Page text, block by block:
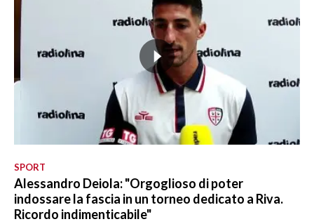
SPORT
Alessandro Deiola: "Orgoglioso di poter
indossare la fascia in un torneo dedicato a Riva.
Ricordo indimenticabile"